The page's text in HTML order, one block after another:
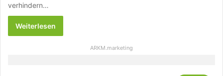
verhindern…
Weiterlesen
ARKM.marketing